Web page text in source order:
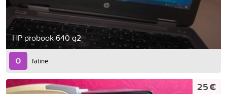
HP probook 640 g2
fatine
25 €